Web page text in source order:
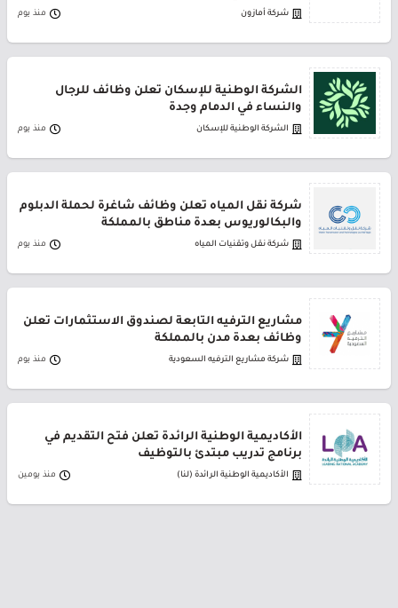
شركة أمازون منذ يوم
الشركة الوطنية للإسكان تعلن وظائف للرجال
والنساء في الدمام وجدة
الشركة الوطنية للإسكان منذ يوم
شركة نقل المياه تعلن وظائف شاغرة لحملة الدبلوم
والبكالوريوس بعدة مناطق بالمملكة
شركة نقل وتقنيات المياه منذ يوم
مشاريع الترفيه التابعة لصندوق الاستثمارات تعلن
وظائف بعدة مدن بالمملكة
شركة مشاريع الترفيه السعودية منذ يوم
الأكاديمية الوطنية الرائدة تعلن فتح التقديم في
برنامج تدريب مبتدئ بالتوظيف
الأكاديمية الوطنية الرائدة (لنا) منذ يومين